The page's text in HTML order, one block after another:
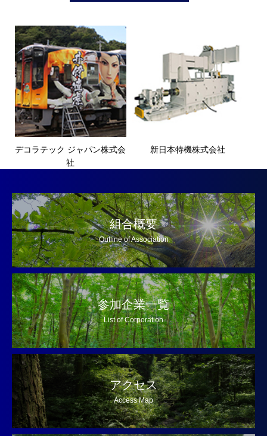
デコラテック ジャパン株式会
社
新日本特機株式会社
組合概要
Outline of Association
参加企業一覧
List of Corporation
アクセス
Access Map